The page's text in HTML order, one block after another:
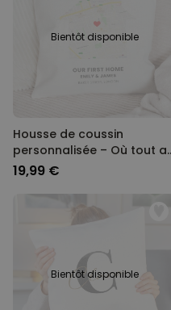
19,99 €
Bientôt disponible
Housse de coussin
personnalisée – Où tout a
commencé
19,99 €
Bientôt disponible